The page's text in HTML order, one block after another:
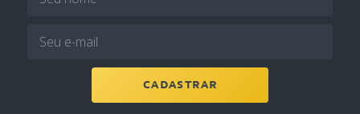
CADASTRAR